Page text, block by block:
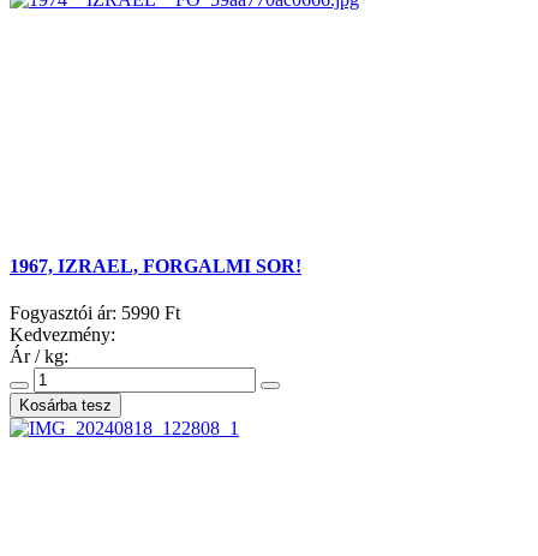
1967, IZRAEL, FORGALMI SOR!
Fogyasztói ár: 5990 Ft
Kedvezmény:
Ár / kg: